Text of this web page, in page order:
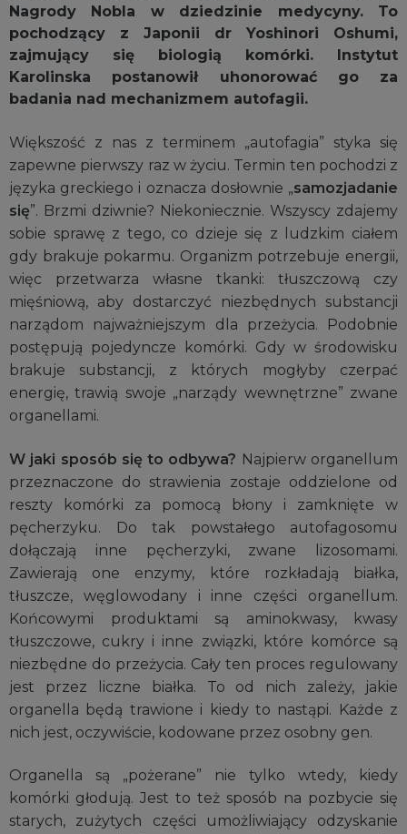
Nagrody Nobla w dziedzinie medycyny. To
pochodzący z Japonii dr Yoshinori Oshumi,
zajmujący się biologią komórki. Instytut
Karolinska postanowił uhonorować go za
badania nad mechanizmem autofagii.
Większość z nas z terminem „autofagia” styka się
zapewne pierwszy raz w życiu. Termin ten pochodzi z
języka greckiego i oznacza dosłownie „samozjadanie
się”. Brzmi dziwnie? Niekoniecznie. Wszyscy zdajemy
sobie sprawę z tego, co dzieje się z ludzkim ciałem
gdy brakuje pokarmu. Organizm potrzebuje energii,
więc przetwarza własne tkanki: tłuszczową czy
mięśniową, aby dostarczyć niezbędnych substancji
narządom najważniejszym dla przeżycia. Podobnie
postępują pojedyncze komórki. Gdy w środowisku
brakuje substancji, z których mogłyby czerpać
energię, trawią swoje „narządy wewnętrzne” zwane
organellami.
W jaki sposób się to odbywa? Najpierw organellum
przeznaczone do strawienia zostaje oddzielone od
reszty komórki za pomocą błony i zamknięte w
pęcherzyku. Do tak powstałego autofagosomu
dołączają inne pęcherzyki, zwane lizosomami.
Zawierają one enzymy, które rozkładają białka,
tłuszcze, węglowodany i inne części organellum.
Końcowymi produktami są aminokwasy, kwasy
tłuszczowe, cukry i inne związki, które komórce są
niezbędne do przeżycia. Cały ten proces regulowany
jest przez liczne białka. To od nich zależy, jakie
organella będą trawione i kiedy to nastąpi. Każde z
nich jest, oczywiście, kodowane przez osobny gen.
Organella są „pożerane” nie tylko wtedy, kiedy
komórki głodują. Jest to też sposób na pozbycie się
starych, zużytych części umożliwiający odzyskanie